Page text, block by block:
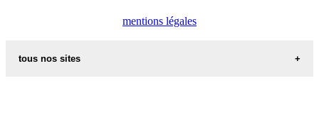
mentions légales
tous nos sites